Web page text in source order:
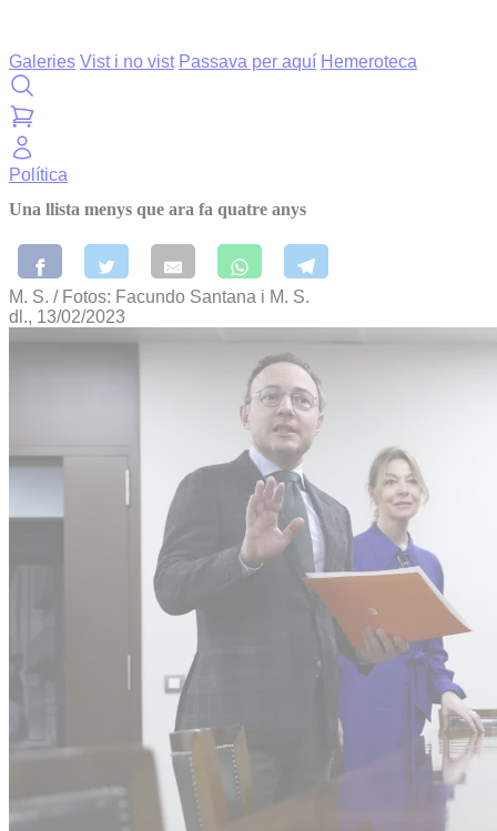
Galeries Vist i no vist Passava per aquí Hemeroteca
Política
Una llista menys que ara fa quatre anys
M. S. / Fotos: Facundo Santana i M. S.
dl., 13/02/2023